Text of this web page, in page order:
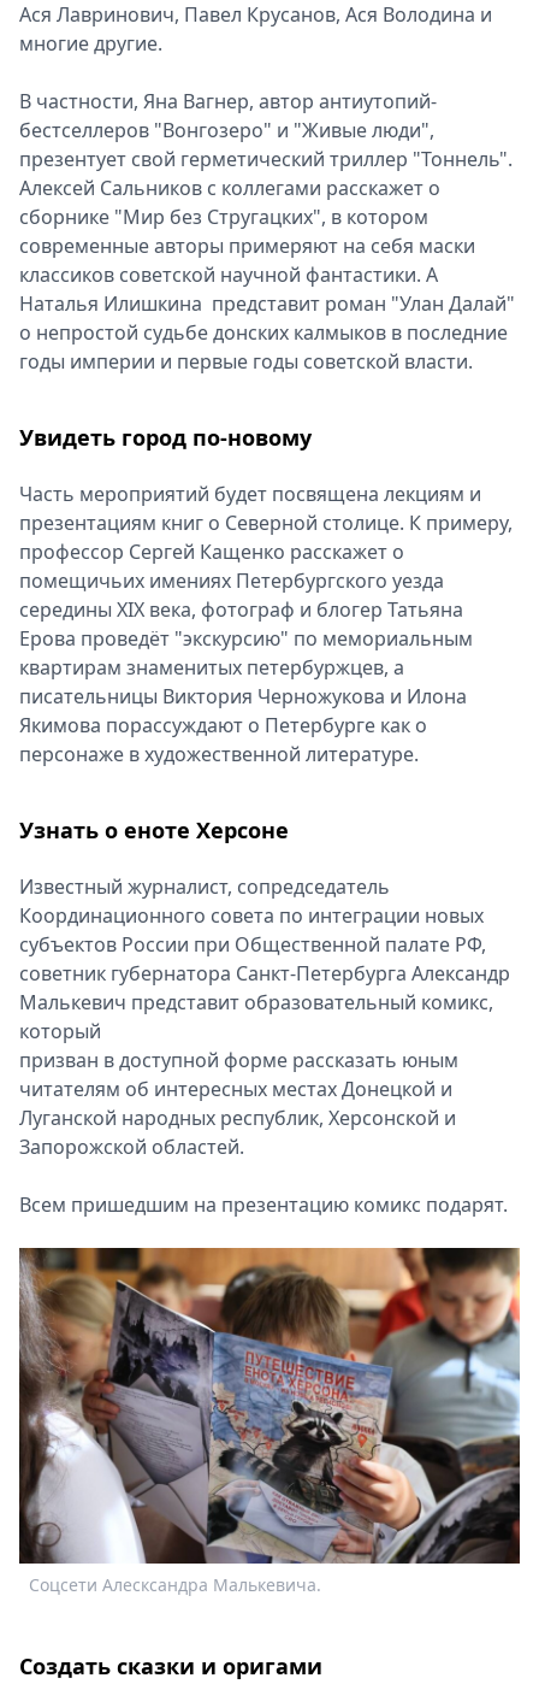
Ася Лавринович, Павел Крусанов, Ася Володина и
многие другие.
В частности, Яна Вагнер, автор антиутопий-
бестселлеров "Вонгозеро" и "Живые люди",
презентует свой герметический триллер "Тоннель".
Алексей Сальников с коллегами расскажет о
сборнике "Мир без Стругацких", в котором
современные авторы примеряют на себя маски
классиков советской научной фантастики. А
Наталья Илишкина представит роман "Улан Далай"
о непростой судьбе донских калмыков в последние
годы империи и первые годы советской власти.
Увидеть город по-новому
Часть мероприятий будет посвящена лекциям и
презентациям книг о Северной столице. К примеру,
профессор Сергей Кащенко расскажет о
помещичьих имениях Петербургского уезда
середины XIX века, фотограф и блогер Татьяна
Ерова проведёт "экскурсию" по мемориальным
квартирам знаменитых петербуржцев, а
писательницы Виктория Черножукова и Илона
Якимова порассуждают о Петербурге как о
персонаже в художественной литературе.
Узнать о еноте Херсоне
Известный журналист, сопредседатель
Координационного совета по интеграции новых
субъектов России при Общественной палате РФ,
советник губернатора Санкт-Петербурга Александр
Малькевич представит образовательный комикс,
который
призван в доступной форме рассказать юным
читателям об интересных местах Донецкой и
Луганской народных республик, Херсонской и
Запорожской областей.
Всем пришедшим на презентацию комикс подарят.
Соцсети Алесксандра Малькевича.
Создать сказки и оригами